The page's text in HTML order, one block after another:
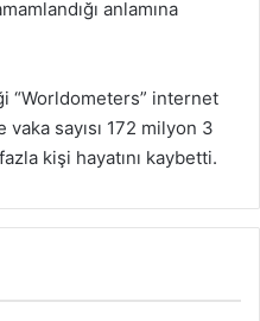
anlamına
“Worldometers” internet
sayısı 172 milyon 3
kişi hayatını kaybetti.